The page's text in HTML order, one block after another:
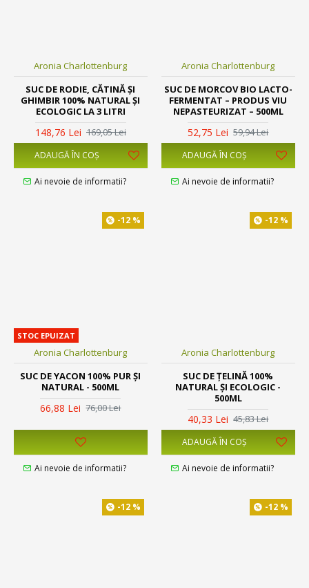
Aronia Charlottenburg
SUC DE RODIE, CĂTINĂ ȘI
GHIMBIR 100% NATURAL ȘI
ECOLOGIC LA 3 LITRI
148,76 Lei 169,05 Lei
ADAUGĂ ÎN COŞ
Ai nevoie de informatii?
Aronia Charlottenburg
SUC DE MORCOV BIO LACTO-
FERMENTAT – PRODUS VIU
NEPASTEURIZAT – 500ML
52,75 Lei 59,94 Lei
ADAUGĂ ÎN COŞ
Ai nevoie de informatii?
-12 %
STOC EPUIZAT
Aronia Charlottenburg
SUC DE YACON 100% PUR ȘI
NATURAL - 500ML
66,88 Lei 76,00 Lei
Ai nevoie de informatii?
-12 %
Aronia Charlottenburg
SUC DE ȚELINĂ 100%
NATURAL ȘI ECOLOGIC -
500ML
40,33 Lei 45,83 Lei
ADAUGĂ ÎN COŞ
Ai nevoie de informatii?
-12 % -12 %